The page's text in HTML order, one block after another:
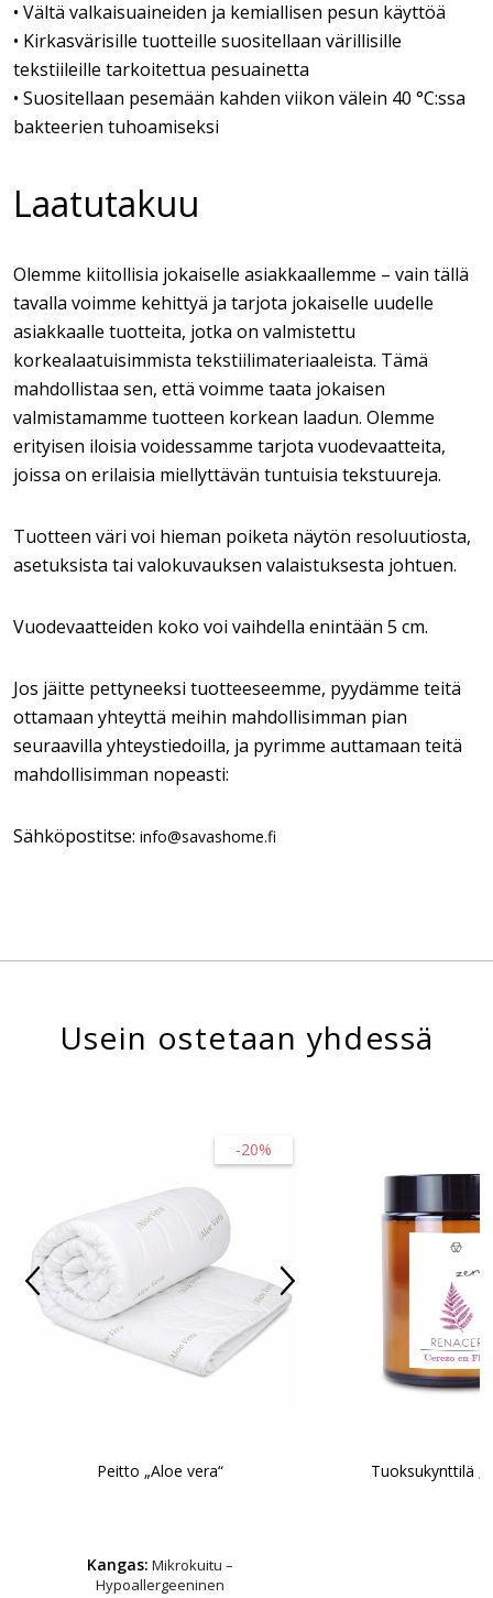
• Vältä valkaisuaineiden ja kemiallisen pesun käyttöä
• Kirkasvärisille tuotteille suositellaan värillisille
tekstiileille tarkoitettua pesuainetta
• Suositellaan pesemään kahden viikon välein 40 °C:ssa
bakteerien tuhoamiseksi
Laatutakuu
Olemme kiitollisia jokaiselle asiakkaallemme – vain tällä
tavalla voimme kehittyä ja tarjota jokaiselle uudelle
asiakkaalle tuotteita, jotka on valmistettu
korkealaatuisimmista tekstiilimateriaaleista. Tämä
mahdollistaa sen, että voimme taata jokaisen
valmistamamme tuotteen korkean laadun. Olemme
erityisen iloisia voidessamme tarjota vuodevaatteita,
joissa on erilaisia miellyttävän tuntuisia tekstuureja.
Tuotteen väri voi hieman poiketa näytön resoluutiosta,
asetuksista tai valokuvauksen valaistuksesta johtuen.
Vuodevaatteiden koko voi vaihdella enintään 5 cm.
Jos jäitte pettyneeksi tuotteeseemme, pyydämme teitä
ottamaan yhteyttä meihin mahdollisimman pian
seuraavilla yhteystiedoilla, ja pyrimme auttamaan teitä
mahdollisimman nopeasti:
Sähköpostitse: info@savashome.fi
Usein ostetaan yhdessä
-20%
Peitto „Aloe vera“
Kangas: Mikrokuitu –
Hypoallergeeninen
Tuoksukynttilä